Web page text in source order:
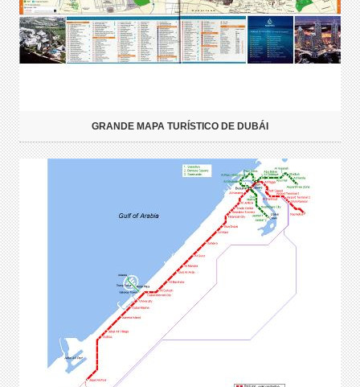
GRANDE MAPA TURÍSTICO DE DUBÁI